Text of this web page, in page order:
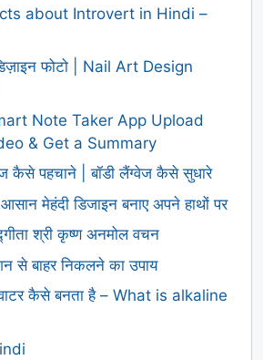
about Introvert in Hindi –
फोटो | Nail Art Design
Note Taker App Upload
& Get a Summary
कैसे पहचाने | बॉडी लैंग्वेज कैसे सुधारे
मेहंदी डिजाइन बनाए अपने हाथों पर
श्री कृष्ण अनमोल वचन
से बाहर निकलने का उपाय
कैसे बनता है – What is alkaline